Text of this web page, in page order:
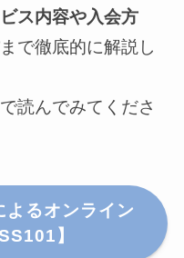
ス内容や入会方
まで徹底的に解説し
読んでみてくださ
よるオンライン
】